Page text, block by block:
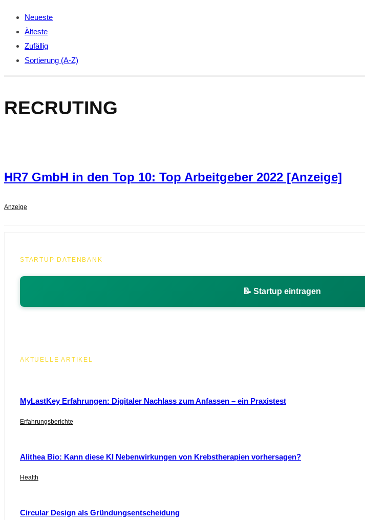
Neueste
Älteste
Zufällig
Sortierung (A-Z)
RECRUTING
HR7 GmbH in den Top 10: Top Arbeitgeber 2022 [Anzeige]
Anzeige
STARTUP DATENBANK
📝 Startup eintragen
AKTUELLE ARTIKEL
MyLastKey Erfahrungen: Digitaler Nachlass zum Anfassen – ein Praxistest
Erfahrungsberichte
Alithea Bio: Kann diese KI Nebenwirkungen von Krebstherapien vorhersagen?
Health
Circular Design als Gründungsentscheidung